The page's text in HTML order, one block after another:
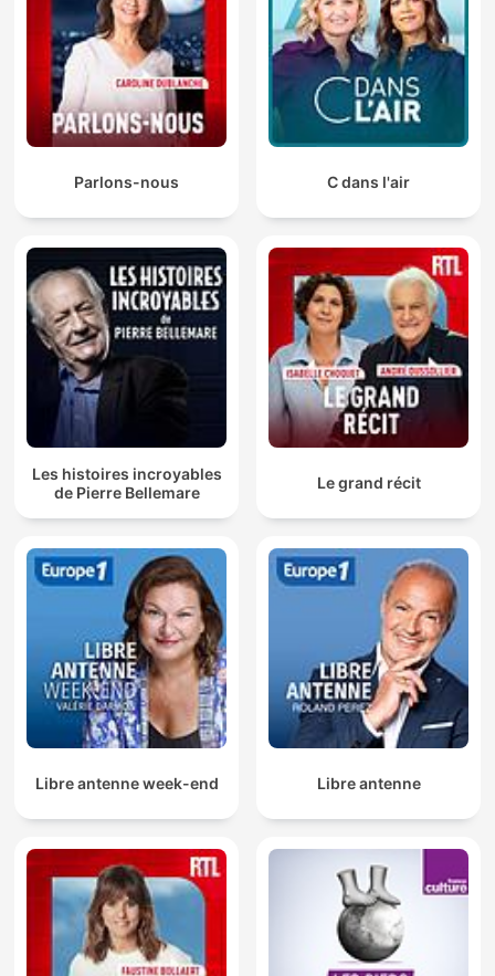
Parlons-nous C dans l'air
Les histoires incroyables
de Pierre Bellemare
Le grand récit
Libre antenne week-end Libre antenne